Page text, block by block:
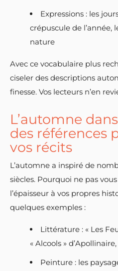
Expressions : les
crépuscule de l’année,
nature
Avec ce vocabulaire plus
ciseler des descriptions
finesse. Vos lecteurs n’en
L’automne
des références
vos récits
L’automne a inspiré de
siècles. Pourquoi ne pas
l’épaisseur à vos propres
quelques exemples :
Littérature : « Les
« Alcools »
Peinture : les